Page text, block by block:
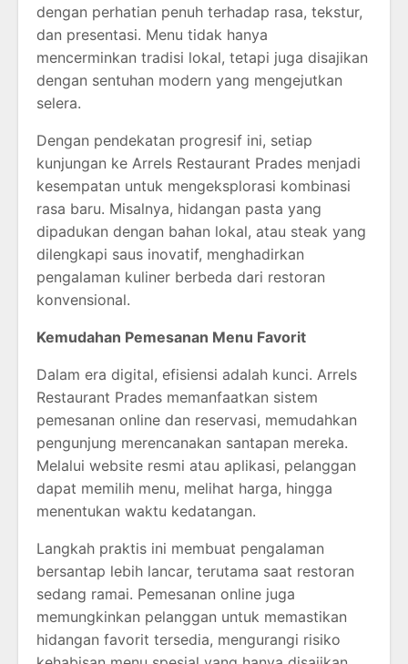
dengan perhatian penuh terhadap rasa, tekstur,
dan presentasi. Menu tidak hanya
mencerminkan tradisi lokal, tetapi juga disajikan
dengan sentuhan modern yang mengejutkan
selera.
Dengan pendekatan progresif ini, setiap
kunjungan ke Arrels Restaurant Prades menjadi
kesempatan untuk mengeksplorasi kombinasi
rasa baru. Misalnya, hidangan pasta yang
dipadukan dengan bahan lokal, atau steak yang
dilengkapi saus inovatif, menghadirkan
pengalaman kuliner berbeda dari restoran
konvensional.
Kemudahan Pemesanan Menu Favorit
Dalam era digital, efisiensi adalah kunci. Arrels
Restaurant Prades memanfaatkan sistem
pemesanan online dan reservasi, memudahkan
pengunjung merencanakan santapan mereka.
Melalui website resmi atau aplikasi, pelanggan
dapat memilih menu, melihat harga, hingga
menentukan waktu kedatangan.
Langkah praktis ini membuat pengalaman
bersantap lebih lancar, terutama saat restoran
sedang ramai. Pemesanan online juga
memungkinkan pelanggan untuk memastikan
hidangan favorit tersedia, mengurangi risiko